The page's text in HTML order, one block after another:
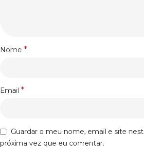
Nome *
Email *
Guardar o meu nome, email e site
próxima vez que eu comentar.